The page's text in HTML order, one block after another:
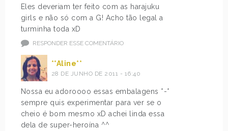
Eles deveriam ter feito com as harajuku
girls e não só com a G! Acho tão legal a
turminha toda xD
RESPONDER ESSE COMENTÁRIO
**Aline**
28 DE JUNHO DE 2011 - 16:40
Nossa eu adoroooo essas embalagens *-*
sempre quis experimentar para ver se o
cheio é bom mesmo xD achei linda essa
dela de super-heroína ^^